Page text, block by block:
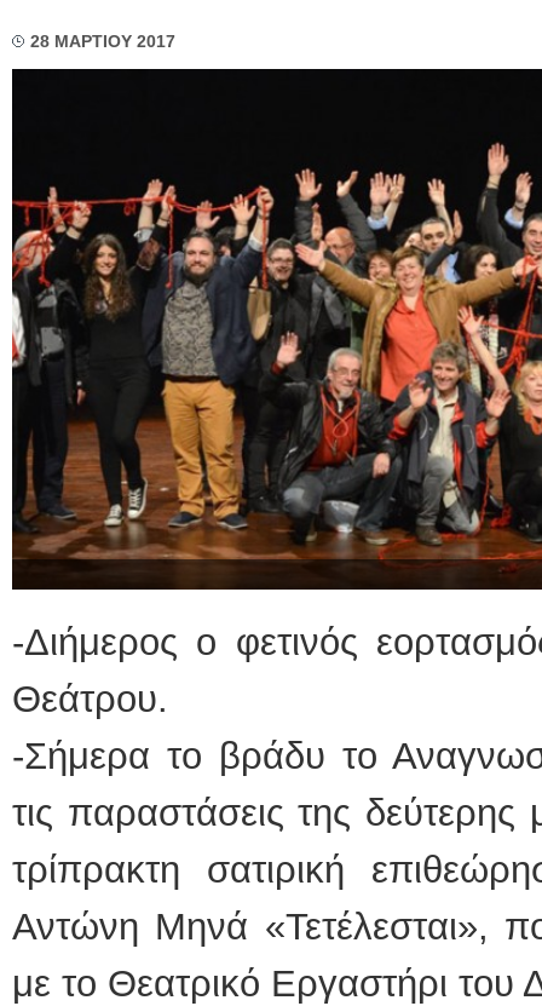
28 ΜΑΡΤΙΟΥ 2017
-Διήμερος ο φετινός
Θεάτρου.
-Σήμερα το βράδυ το
τις παραστάσεις της
τρίπρακτη σατιρική
Αντώνη Μηνά «Τετέλεσται»,
με το Θεατρικό Εργαστήρι